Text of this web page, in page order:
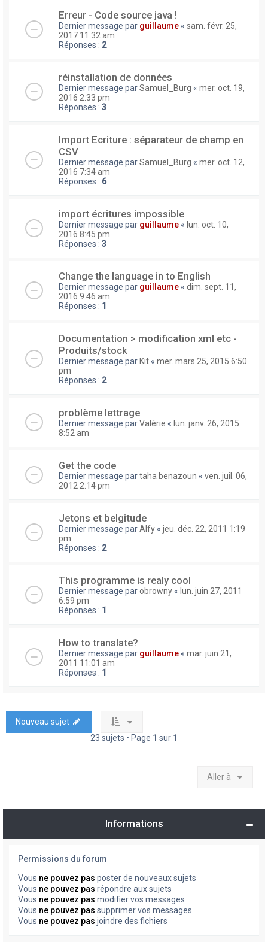
Erreur - Code source java !
Dernier message par guillaume « sam. févr. 25,
2017 11:32 am
Réponses : 2
réinstallation de données
Dernier message parSamuel_Burg « mer. oct. 19,
2016 2:33 pm
Réponses : 3
Import Ecriture : séparateur de champ en
CSV
Dernier message parSamuel_Burg « mer. oct. 12,
2016 7:34 am
Réponses : 6
import écritures impossible
Dernier message par guillaume « lun. oct. 10,
2016 8:45 pm
Réponses : 3
Change the language in to English
Dernier message par guillaume « dim. sept. 11,
2016 9:46 am
Réponses : 1
Documentation > modification xml etc -
Produits/stock
Dernier message parKit « mer. mars 25, 2015 6:50
pm
Réponses : 2
problème lettrage
Dernier message parValérie « lun. janv. 26, 2015
8:52 am
Get the code
Dernier message partaha benazoun « ven. juil. 06,
2012 2:14 pm
Jetons et belgitude
Dernier message parAlfy « jeu. déc. 22, 2011 1:19
pm
Réponses : 2
This programme is realy cool
Dernier message parobrowny « lun. juin 27, 2011
6:59 pm
Réponses : 1
How to translate?
Dernier message par guillaume « mar. juin 21,
2011 11:01 am
Réponses : 1
Nouveau sujet
23 sujets • Page 1 sur 1
Aller à
Informations
Permissions du forum
Vous ne pouvez pas poster de nouveaux sujets
Vous ne pouvez pas répondre aux sujets
Vous ne pouvez pas modifier vos messages
Vous ne pouvez pas supprimer vos messages
Vous ne pouvez pas joindre des fichiers